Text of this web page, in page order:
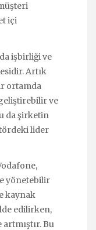
içi
işbirliği ve
Artık
ortamda
ve
da şirketin
lider
yönetebilir
kaynak
edilirken,
Bu